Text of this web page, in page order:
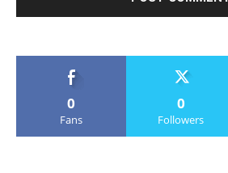
0
Fans
0
Followers